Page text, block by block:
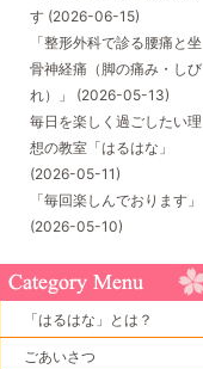
す (2026-06-15)
「整形外科で診る腰痛と坐
骨神経痛（脚の痛み・しび
れ）」 (2026-05-13)
毎日を楽しく過ごしたい理
想の教室「はるはな」
(2026-05-11)
「毎回楽しんでおります」
(2026-05-10)
「はるはな」とは？
ごあいさつ